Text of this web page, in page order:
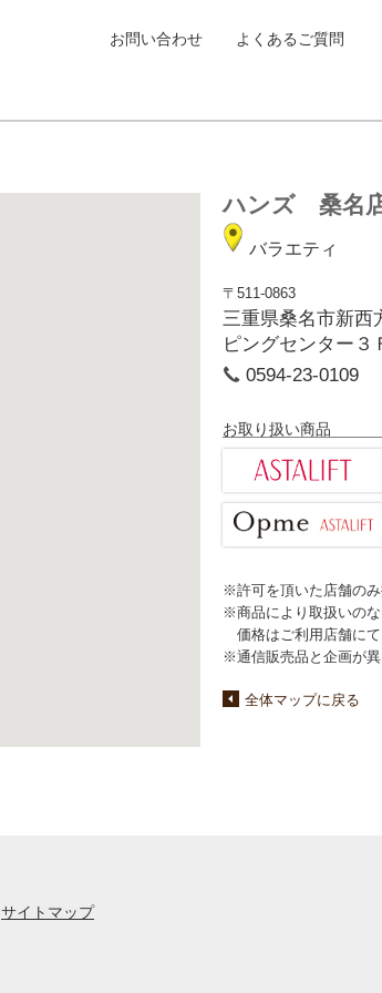
お問い合わせ よくあるご質問
ハンズ 桑名
バラエティ
〒511-0863
三重県桑名市新西
ピングセンター３
0594-23-0109
お取り扱い商品
※許可を頂いた店舗のみ
※商品により取扱いの
価格はご利用店舗にて
※通信販売品と企画が異
全体マップに戻る
サイトマップ